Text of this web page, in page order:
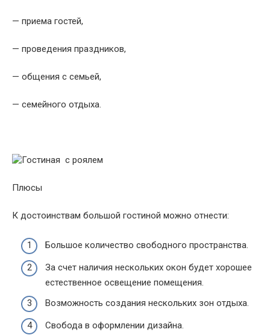
— приема гостей,
— проведения праздников,
— общения с семьей,
— семейного отдыха.
Плюсы
К достоинствам большой гостиной можно отнести:
Большое количество свободного пространства.
За счет наличия нескольких окон будет хорошее
естественное освещение помещения.
Возможность создания нескольких зон отдыха.
Свобода в оформлении дизайна.